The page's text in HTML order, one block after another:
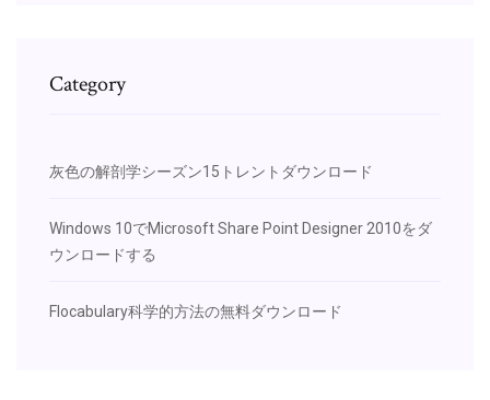
Category
灰色の解剖学シーズン15トレントダウンロード
Windows 10でMicrosoft Share Point Designer 2010をダ​​
ウンロードする
Flocabulary科学的方法の無料ダウンロード